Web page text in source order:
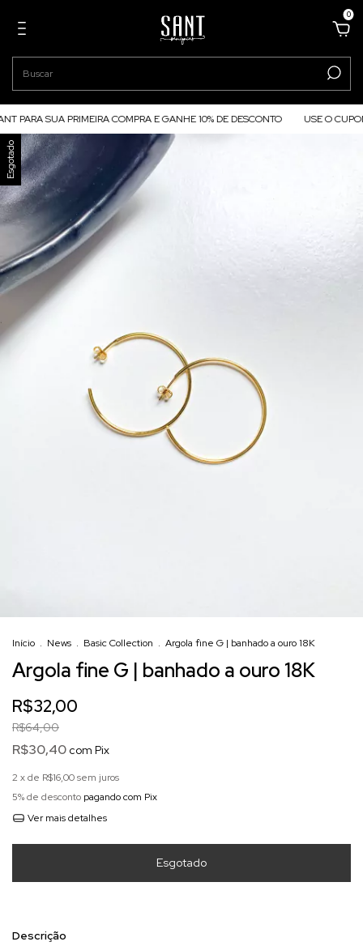
0
SUA PRIMEIRA COMPRA E GANHE 10% DE DESCONTO USE O CUPOM
Esgotado
Início . News . Basic Collection . Argola fine G | banhado a ouro 18K
Argola fine G | banhado a ouro 18K
R$32,00
R$64,00
R$30,40 com Pix
2 x de R$16,00sem juros
5% de desconto pagando com Pix
Ver mais detalhes
Descrição